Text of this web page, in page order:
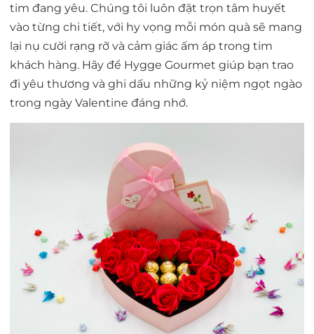
tim đang yêu. Chúng tôi luôn đặt trọn tâm huyết
vào từng chi tiết, với hy vọng mỗi món quà sẽ mang
lại nụ cười rạng rỡ và cảm giác ấm áp trong tim
khách hàng. Hãy để Hygge Gourmet giúp bạn trao
đi yêu thương và ghi dấu những kỷ niệm ngọt ngào
trong ngày Valentine đáng nhớ.